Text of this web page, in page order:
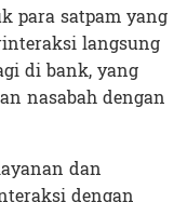
para satpam yang
langsung
di bank, yang
nasabah dengan
dan
dengan